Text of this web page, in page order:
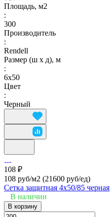
Площадь, м2
:
300
Производитель
:
Rendell
Размер (ш х д), м
:
6х50
Цвет
:
Черный
108 ₽
108 руб/м2 (21600 руб/eд)
Сетка защитная 4х50/85 черная
В наличии
В корзину